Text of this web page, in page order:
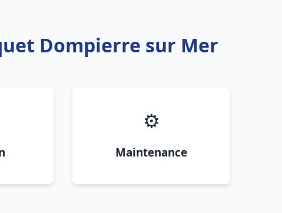
Dompierre sur Mer
⚙️
Maintenance